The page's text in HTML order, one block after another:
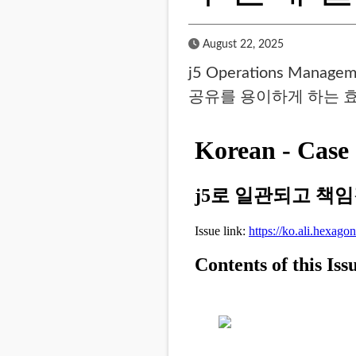
Published Date
August 22, 2025
j5 Operations
공유를 용이하게 하는